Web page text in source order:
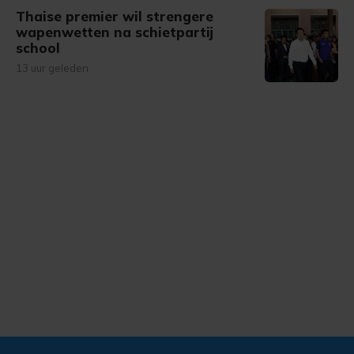
Thaise premier wil strengere
wapenwetten na schietpartij
school
13 uur geleden